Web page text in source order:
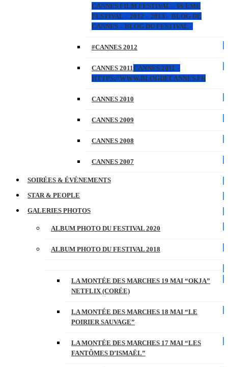
CANNES FILM FESTIVAL – 66 EME
FESTIVAL – 2012 – 2013 – BLOG DE
CANNES – BLOG DU FESTIVAL –
#CANNES 2012
CANNES 2011CANNES 2011 –
HTTPS://WWW.BLOGDECANNES.FR
CANNES 2010
CANNES 2009
CANNES 2008
CANNES 2007
SOIRÉES & ÉVÉNEMENTS
STAR & PEOPLE
GALERIES PHOTOS
ALBUM PHOTO DU FESTIVAL 2020
ALBUM PHOTO DU FESTIVAL 2018
LA MONTÉE DES MARCHES 19 MAI “OKJA”
NETFLIX (CORÉE)
LA MONTÉE DES MARCHES 18 MAI “LE
POIRIER SAUVAGE”
LA MONTÉE DES MARCHES 17 MAI “LES
FANTÔMES D’ISMAËL”